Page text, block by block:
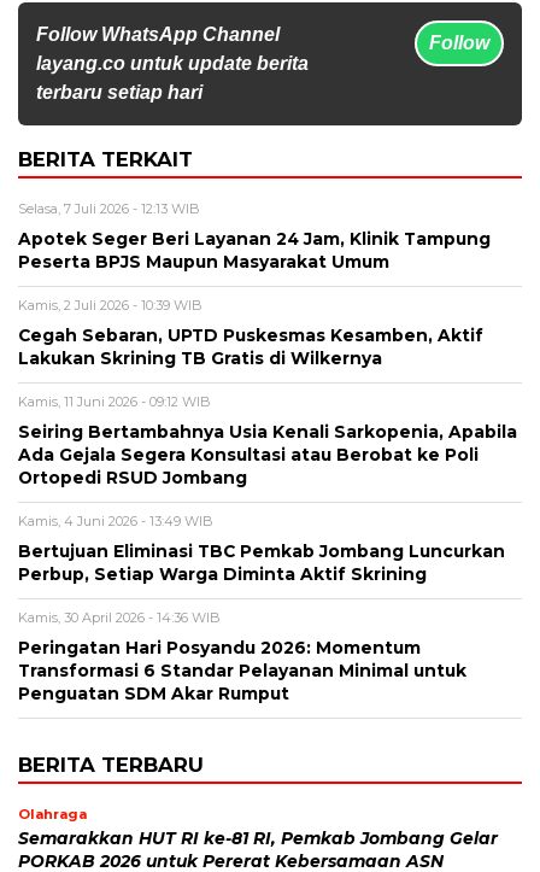
Follow WhatsApp Channel
layang.co untuk update berita
terbaru setiap hari
Follow
BERITA TERKAIT
Selasa, 7 Juli 2026 - 12:13 WIB
Apotek Seger Beri Layanan 24 Jam, Klinik Tampung
Peserta BPJS Maupun Masyarakat Umum
Kamis, 2 Juli 2026 - 10:39 WIB
Cegah Sebaran, UPTD Puskesmas Kesamben, Aktif
Lakukan Skrining TB Gratis di Wilkernya
Kamis, 11 Juni 2026 - 09:12 WIB
Seiring Bertambahnya Usia Kenali Sarkopenia, Apabila
Ada Gejala Segera Konsultasi atau Berobat ke Poli
Ortopedi RSUD Jombang
Kamis, 4 Juni 2026 - 13:49 WIB
Bertujuan Eliminasi TBC Pemkab Jombang Luncurkan
Perbup, Setiap Warga Diminta Aktif Skrining
Kamis, 30 April 2026 - 14:36 WIB
Peringatan Hari Posyandu 2026: Momentum
Transformasi 6 Standar Pelayanan Minimal untuk
Penguatan SDM Akar Rumput
BERITA TERBARU
Olahraga
Semarakkan HUT RI ke-81 RI, Pemkab Jombang Gelar
PORKAB 2026 untuk Pererat Kebersamaan ASN